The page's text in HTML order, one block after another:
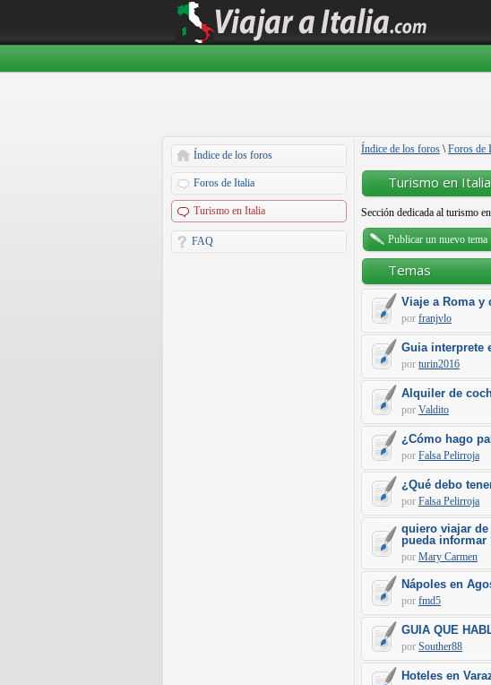
Índice de los foros
Foros de Italia
Turismo en Italia
FAQ
Índice de los foros \ Foros de
Turismo en Italia
Sección dedicada al turismo
Publicar un nuevo tema
Temas
Viaje a Roma y
por franjvlo
Guia interprete
por turin2016
Alquiler de
por Valdito
¿Cómo hago
por Falsa Pelirroja
¿Qué debo
por Falsa Pelirroja
quiero viajar de
pueda informar
por Mary Carmen
Nápoles en
por fmd5
GUIA QUE
por Souther88
Hoteles en